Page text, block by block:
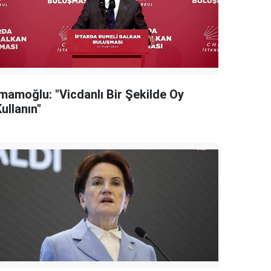
"Vicdanlı Bir Şekilde Oy